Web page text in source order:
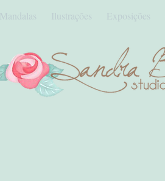
Mandalas Ilustrações Exposições